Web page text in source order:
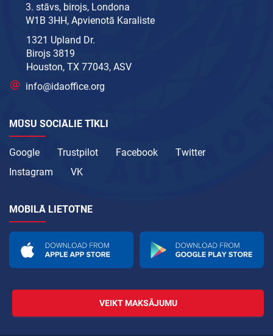
3. stāvs, birojs, Londona
W1B 3HH, Apvienotā Karaliste
1321 Upland Dr.
Birojs 3819
Houston, TX 77043, ASV
info@idaoffice.org
MŪSU SOCIĀLIE TĪKLI
Google Trustpilot Facebook
Twitter
Instagram
VK
MOBILĀ LIETOTNE
VEIKT MAKSĀJUMU